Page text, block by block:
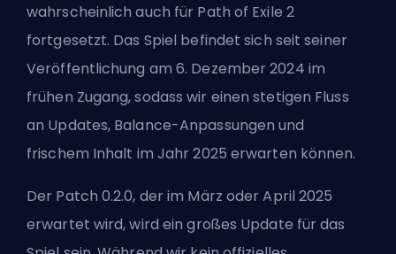
wahrscheinlich auch für Path of Exile 2
fortgesetzt. Das Spiel befindet sich seit seiner
Veröffentlichung am 6. Dezember 2024 im
frühen Zugang, sodass wir einen stetigen Fluss
an Updates, Balance-Anpassungen und
frischem Inhalt im Jahr 2025 erwarten können.
Der Patch 0.2.0, der im März oder April 2025
erwartet wird, wird ein großes Update für das